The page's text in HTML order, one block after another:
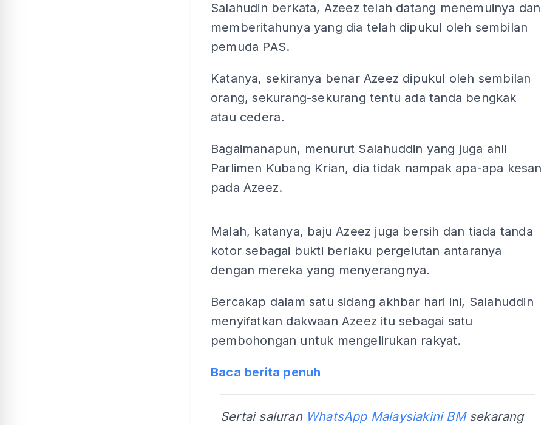
Salahudin berkata, Azeez telah datang menemuinya dan
memberitahunya yang dia telah dipukul oleh sembilan
pemuda PAS.
Katanya, sekiranya benar Azeez dipukul oleh sembilan
orang, sekurang-sekurang tentu ada tanda bengkak
atau cedera.
Bagaimanapun, menurut Salahuddin yang juga ahli
Parlimen Kubang Krian, dia tidak nampak apa-apa kesan
pada Azeez.
Malah, katanya, baju Azeez juga bersih dan tiada tanda
kotor sebagai bukti berlaku pergelutan antaranya
dengan mereka yang menyerangnya.
Bercakap dalam satu sidang akhbar hari ini, Salahuddin
menyifatkan dakwaan Azeez itu sebagai satu
pembohongan untuk mengelirukan rakyat.
Baca berita penuh
Sertai saluran WhatsApp Malaysiakini BMsekarang